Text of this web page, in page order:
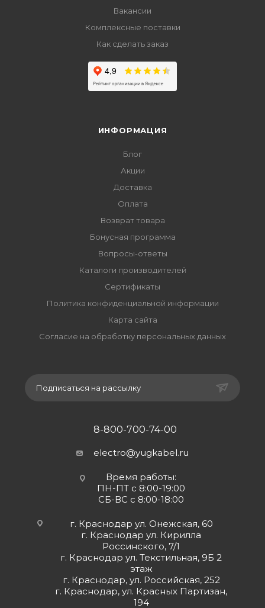
Вакансии
Комплексные поставки
Как сделать заказ
ИНФОРМАЦИЯ
Блог
Акции
Доставка
Оплата
Возврат товара
Бонусная программа
Вопросы-ответы
Каталоги производителей
Сертификаты
Политика конфиденциальной информации
Карта сайта
Согласие на обработку персональных данных
Подписаться на рассылку
8-800-700-74-00
electro@yugkabel.ru
Время работы:
ПН-ПТ с 8:00-19:00
СБ-ВС с 8:00-18:00
г. Краснодар ул. Онежская, 60
г. Краснодар ул. Кирилла
Россинского, 7/1
г. Краснодар ул. Текстильная, 9Б 2
этаж
г. Краснодар, ул. Российская, 252
г. Краснодар, ул. Красных Партизан,
194